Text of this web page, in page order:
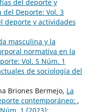
del deporte y
del Deporte: Vol. 3
deporte y actividades
masculina y la
normativa en la
Vol. 5 Núm. 1
de sociología del
Briones Bermejo, La
contemporáneo: ,